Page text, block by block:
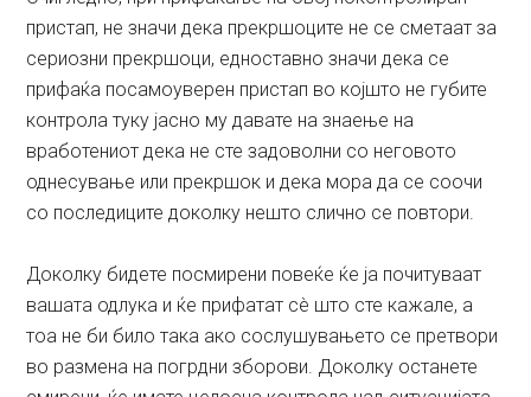
пристап, не значи дека прекршоците не се сметаат за
сериозни прекршоци, едноставно значи дека се
прифаќа посамоуверен пристап во којшто не губите
контрола туку јасно му давате на знаење на
вработениот дека не сте задоволни со неговото
однесување или прекршок и дека мора да се соочи
со последиците доколку нешто слично се повтори.
Доколку бидете посмирени повеќе ќе ја почитуваат
вашата одлука и ќе прифатат сè што сте кажале, а
тоа не би било така ако сослушувањето се претвори
во размена на погрдни зборови. Доколку останете